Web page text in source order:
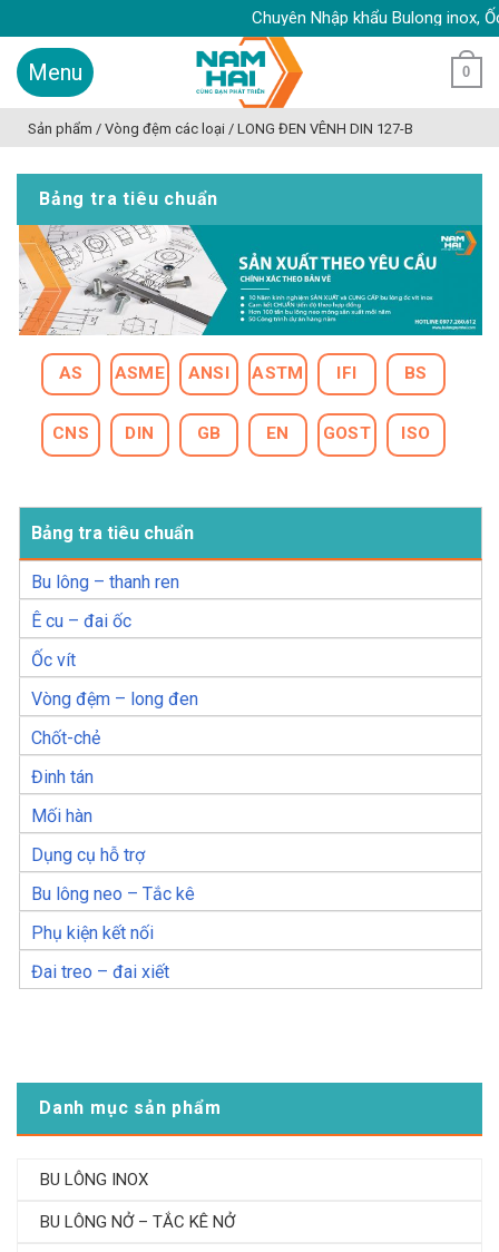
to
content
Chuyên Nhập khẩu Bulong inox, Ốc
0
Sản phẩm / Vòng đệm các loại / LONG ĐEN VÊNH DIN 127-B
Bảng tra tiêu chuẩn
AS ASME ANSI ASTM IFI BS
CNS DIN GB EN GOST ISO
Bảng tra tiêu chuẩn
Bu lông – thanh ren
Ê cu – đai ốc
Ốc vít
Vòng đệm – long đen
Chốt-chẻ
Đinh tán
Mối hàn
Dụng cụ hỗ trợ
Bu lông neo – Tắc kê
Phụ kiện kết nối
Đai treo – đai xiết
Danh mục sản phẩm
BU LÔNG INOX
BU LÔNG NỞ – TẮC KÊ NỞ